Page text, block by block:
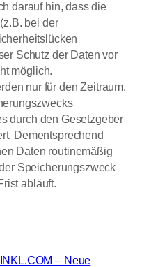
darauf hin, dass die
bei der
Schutz der Daten vor
möglich.
nur für den Zeitraum,
durch den Gesetzgeber
Dementsprechend
Daten routinemäßig
Speicherungszweck
abläuft.
– Neue